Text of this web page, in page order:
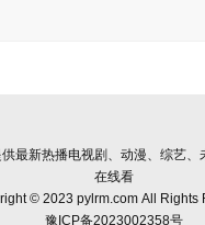
最新热播电视剧、动漫、综艺、
在线看
© 2023 pylrm.com All Rights
豫ICP备2023002358号